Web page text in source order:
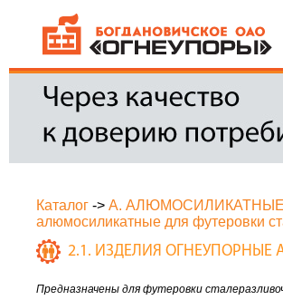
Каталог -> А. АЛЮМОСИЛИКАТНЫЕ
алюмосиликатные для футеровки
2.1. ИЗДЕЛИЯ
Предназначены для футеровки